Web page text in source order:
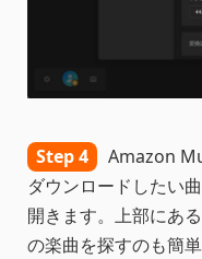
Step 4
Amazon
ダウンロードしたい
開きます。上部にある
の楽曲を探すのも簡単